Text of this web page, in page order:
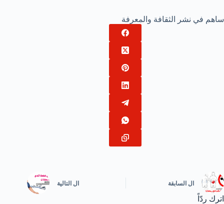
ساهم في نشر الثقافة والمعرفة
ال السابقة ال التالية
اترك ردّاً